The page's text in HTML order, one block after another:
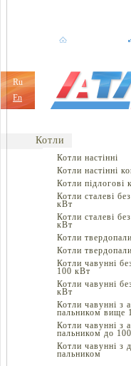
Ru
En
Котли
Котли настінні
Котли настінні
Котли підлогові
Котли сталеві
кВт
Котли сталеві
кВт
Котли
Котли
Котли чавунні
100 кВт
Котли чавунні
кВт
Котли чавунні з
пальником вище
Котли чавунні з
пальником до
Котли чавунні з
пальником